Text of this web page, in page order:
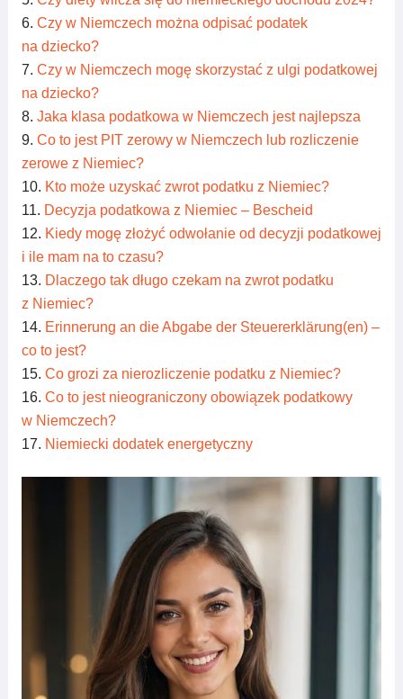
Czy w Niemczech można odpisać podatek
na dziecko?
Czy w Niemczech mogę skorzystać z ulgi podatkowej
na dziecko?
Jaka klasa podatkowa w Niemczech jest najlepsza
Co to jest PIT zerowy w Niemczech lub rozliczenie
zerowe z Niemiec?
Kto może uzyskać zwrot podatku z Niemiec?
Decyzja podatkowa z Niemiec – Bescheid
Kiedy mogę złożyć odwołanie od decyzji podatkowej
i ile mam na to czasu?
Dlaczego tak długo czekam na zwrot podatku
z Niemiec?
Erinnerung an die Abgabe der Steuererklärung(en) –
co to jest?
Co grozi za nierozliczenie podatku z Niemiec?
Co to jest nieograniczony obowiązek podatkowy
w Niemczech?
Niemiecki dodatek energetyczny